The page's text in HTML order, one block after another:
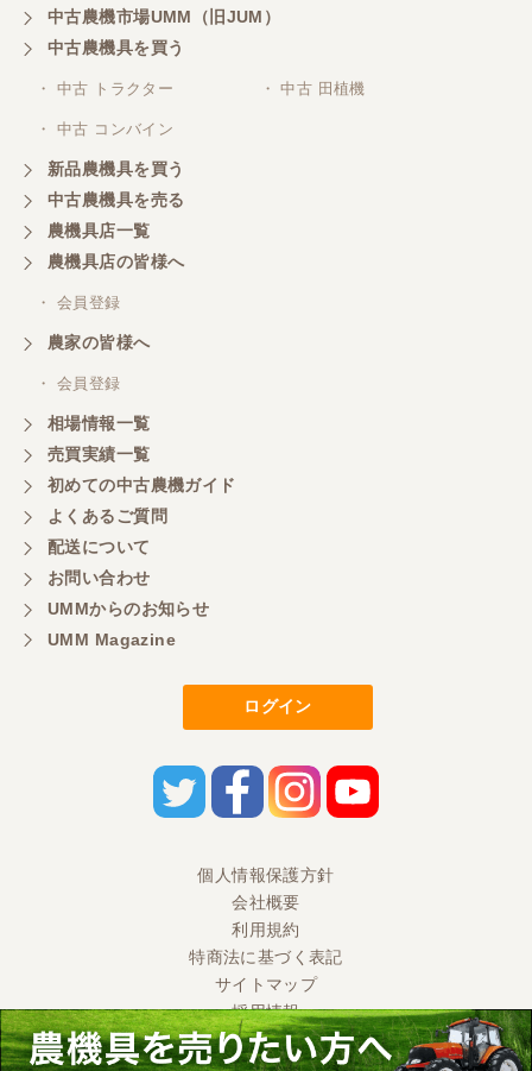
三重県／山本
対応ありがとうございました。
三重県／山本
共立シュレッターを受け取りました。 状態は問題な
く、エンジンも調子がよさそうです。 ありがとうご
ざいました。
三重県／
嫌な顔をせずに一生懸命頑張ってくれる中山さんに
感謝しています。ここで3台買いましたが、これから
もよろしくお願いしたいです。
三重県／
初めてコンバインを買いに行ったのですが、とても
明るい方に担当していただき細かく説明して下さっ
てとても嬉しかったです。
担当さんの説明が丁寧で分かりやすく、急な要望に
も迅速に対応して頂き非常に助かりました。
三重県／
とても良い対応でした。また利用したいです。
三重県／
中古農機市場UMM（旧JUM）
中古農機具を買う
・ 中古 トラクター ・ 中古 田植機
・ 中古 コンバイン
新品農機具を買う
中古農機具を売る
農機具店一覧
農機具店の皆様へ
・ 会員登録
農家の皆様へ
・ 会員登録
相場情報一覧
売買実績一覧
初めての中古農機ガイド
よくあるご質問
配送について
お問い合わせ
UMMからのお知らせ
UMM Magazine
ログイン
個人情報保護方針
会社概要
利用規約
特商法に基づく表記
サイトマップ
採用情報
Ⓒ 2020 UMM CO., LTD. All Rights Reserved.